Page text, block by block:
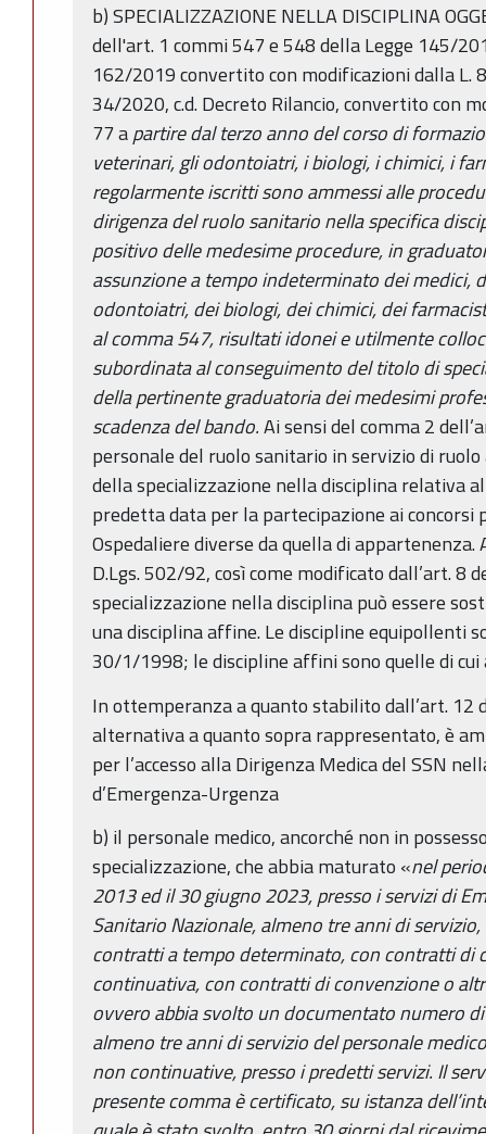
b) SPECIALIZZAZIONE NELLA DISCIPLINA
dell'art. 1 commi 547 e 548 della Legge 145/
162/2019 convertito con modificazioni dalla L.
34/2020, c.d. Decreto Rilancio, convertito con
77 apartire dal terzo anno del corso di
veterinari, gli odontoiatri, i biologi, i chimici, i
regolarmente iscritti sono ammessi alle
dirigenza del ruolo sanitario nella specifica
positivo delle medesime procedure, in
assunzione a tempo indeterminato dei medici,
odontoiatri, dei biologi, dei chimici, dei
al comma 547, risultati idonei e utilmente
subordinata al conseguimento del titolo di
della pertinente graduatoria dei medesimi
scadenza del bando.Ai sensi del comma 2
personale del ruolo sanitario in servizio di
della specializzazione nella disciplina relativa
predetta data per la partecipazione ai concorsi
Ospedaliere diverse da quella di
D.Lgs. 502/92, così come modificato dall’art. 8
specializzazione nella disciplina può essere
una disciplina affine. Le discipline equipollenti
30/1/1998; le discipline affini sono quelle di
In ottemperanza a quanto stabilito dall’art. 12
alternativa a quanto sopra rappresentato, è
per l’accesso alla Dirigenza Medica del SSN
d’Emergenza-Urgenza
b) il personale medico, ancorché non in
specializzazione, che abbia maturato «nel
2013 ed il 30 giugno 2023, presso i servizi di
Sanitario Nazionale, almeno tre anni di
contratti a tempo determinato, con contratti di
continuativa, con contratti di convenzione o
ovvero abbia svolto un documentato numero
almeno tre anni di servizio del personale
non continuative, presso i predetti servizi. Il
presente comma è certificato, su istanza